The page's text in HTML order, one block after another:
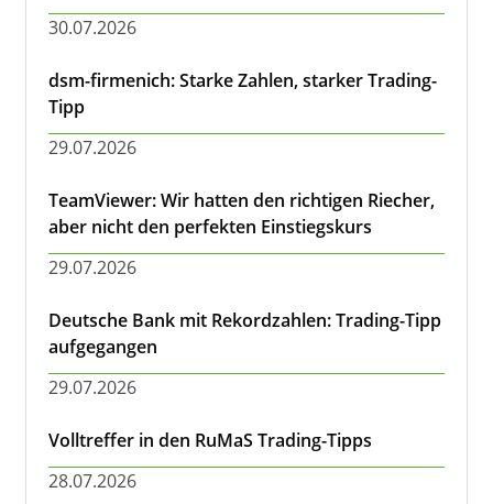
30.07.2026
dsm-firmenich: Starke Zahlen, starker Trading-
Tipp
29.07.2026
TeamViewer: Wir hatten den richtigen Riecher,
aber nicht den perfekten Einstiegskurs
29.07.2026
Deutsche Bank mit Rekordzahlen: Trading-Tipp
aufgegangen
29.07.2026
Volltreffer in den RuMaS Trading-Tipps
28.07.2026